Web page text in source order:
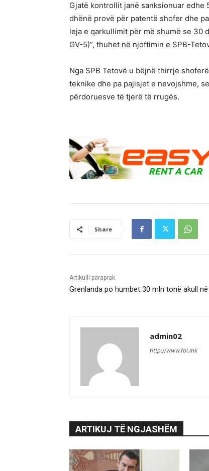
Gjatë kontrollit janë sanksionuar
dhënë provë për patentë shofer dhe
leja e qarkullimit për më shumë se 30
GV-5)”, thuhet në njoftimin e SPB-
Nga SPB Tetovë u bëjnë thirrje
teknike dhe pa pajisjet e nevojshme,
përdoruesve të tjerë të rrugës.
Share
Artikulli paraprak
Grenlanda po humbet 30 mln tonë akull
admin02
http://www.fol.mk
ARTIKUJ TË NGJASHËM